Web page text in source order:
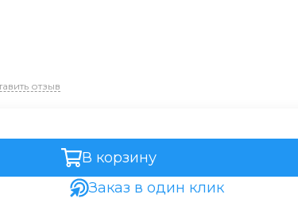
отзыв
В корзину
Заказ в один клик